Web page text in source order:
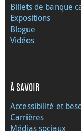
Billets de banque
Expositions
Blogue
Vidéos
À SAVOIR
Accessibilité et
Carrières
Médias sociaux